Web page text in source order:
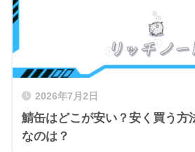
2026年7月2日
鯖缶はどこが安い？安く買う方
なのは？